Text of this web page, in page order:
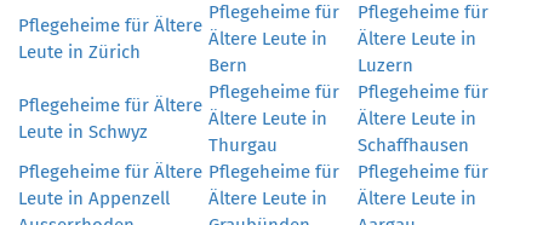
Pflegeheime für Ältere
Leute in Zürich
Pflegeheime für
Ältere Leute in
Bern
Pflegeheime für
Ältere Leute in
Luzern
Pflegeheime für Ältere
Leute in Schwyz
Pflegeheime für
Ältere Leute in
Thurgau
Pflegeheime für
Ältere Leute in
Schaffhausen
Pflegeheime für Ältere
Leute in Appenzell
Pflegeheime für
Ältere Leute in
Pflegeheime für
Ältere Leute in